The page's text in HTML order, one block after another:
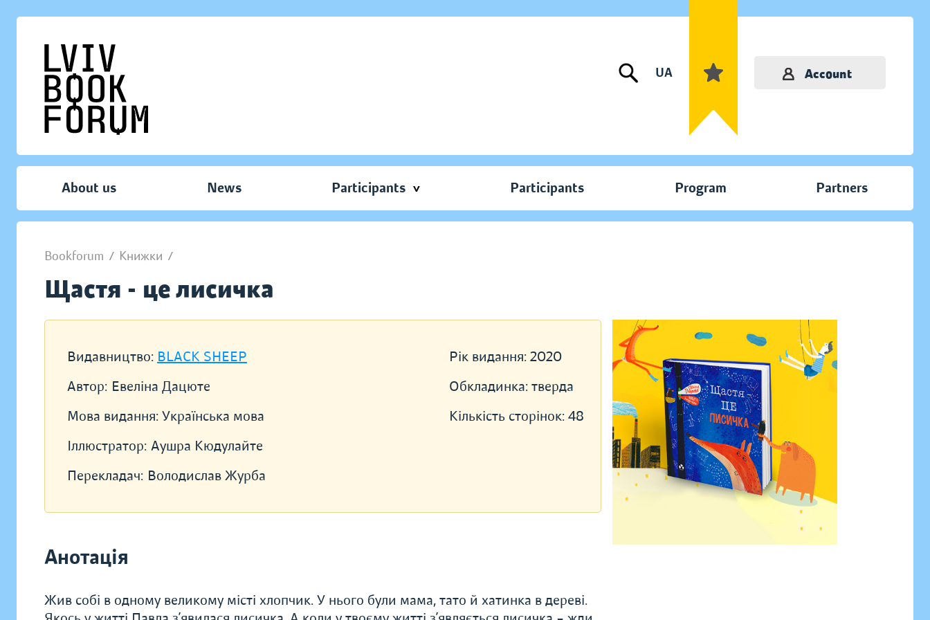
UA Account
About us News Participants Participants Program Partners
Bookforum / Книжки /
Щастя - це лисичка
Видавництво: BLACK SHEEP
Автор: Евеліна Дацюте
Мова видання: Українська мова
Іллюстратор: Аушра Кюдулайте
Перекладач: Володислав Журба
Рік видання: 2020
Обкладинка: тверда
Кількість сторінок: 48
Анотація
Жив собі в одному великому місті хлопчик. У нього були мама, тато й хатинка в дереві.